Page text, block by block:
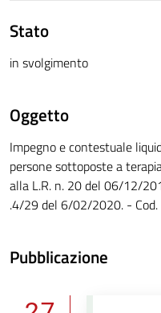
Stato
in svolgimento
Oggetto
Impegno e contestuale
persone sottoposte a
alla L.R. n. 20 del 06/12/
.4/29 del 6/02/2020. -
Pubblicazione